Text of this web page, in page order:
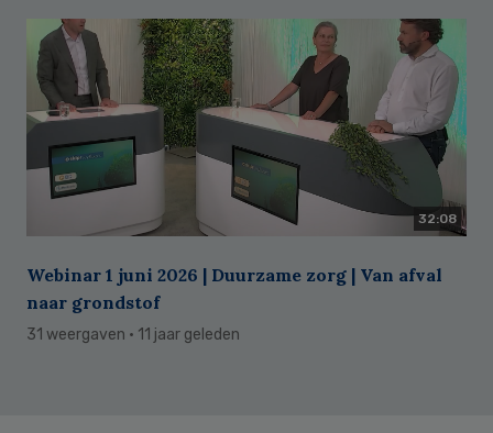
32:08
Webinar 1 juni 2026 | Duurzame zorg | Van afval
naar grondstof
31 weergaven · 11 jaar geleden